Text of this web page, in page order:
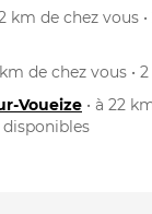
km de chez vous
km de chez vous
Voueize • à 22